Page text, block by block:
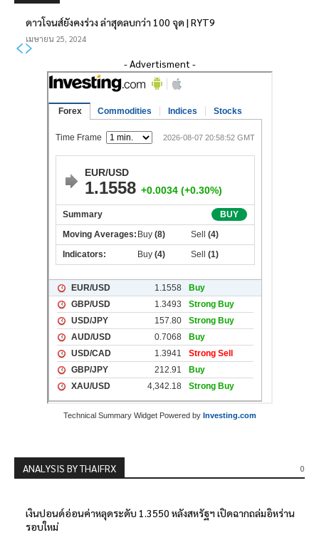
ดาวโจนส์ยังคงร่วง ล่าสุดลบกว่า 100 จุด | RYT9
เมษายน 25, 2024
- Advertisment -
Technical Summary Widget Powered by Investing.com
0
ANALYSIS BY THAIFRX
เงินปอนด์อ่อนค่าหลุดระดับ 1.3550 หลังสหรัฐฯ เปิดฉากถล่มอิหร่าน
รอบใหม่